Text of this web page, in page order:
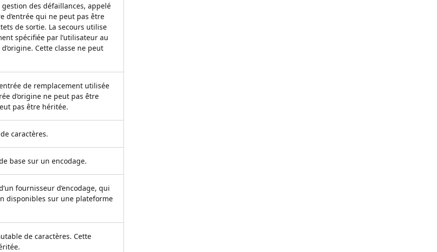
des défaillances, appelé
d’entrée qui ne peut pas être
de sortie. La secours utilise
spécifiée par l’utilisateur au
Cette classe ne peut
de remplacement utilisée
d’origine ne peut pas être
pas être héritée.
caractères.
base sur un encodage.
fournisseur d’encodage, qui
disponibles sur une plateforme
de caractères. Cette